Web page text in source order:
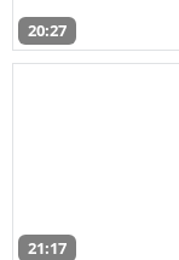
20:27
21:17